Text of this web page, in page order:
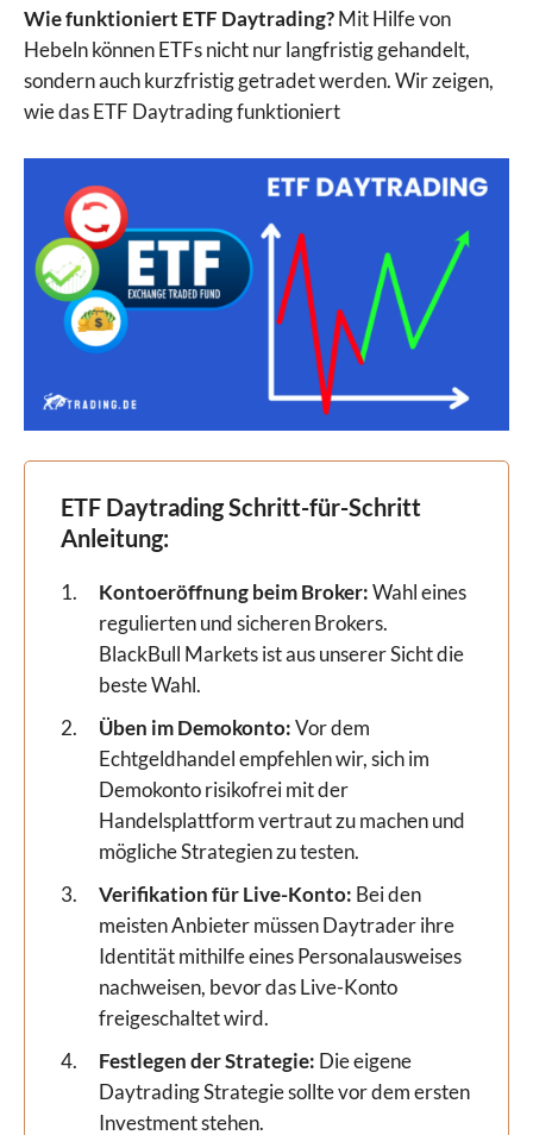
Wie funktioniert ETF Daytrading?Mit Hilfe von
Hebeln können ETFs nicht nur langfristig gehandelt,
sondern auch kurzfristig getradet werden. Wir zeigen,
wie das ETF Daytrading funktioniert
ETF Daytrading Schritt-für-Schritt
Anleitung:
Kontoeröffnung beim Broker:Wahl eines
regulierten und sicheren Brokers.
BlackBull Markets ist aus unserer Sicht die
beste Wahl.
Üben im Demokonto:Vor dem
Echtgeldhandel empfehlen wir, sich im
Demokonto risikofrei mit der
Handelsplattform vertraut zu machen und
mögliche Strategien zu testen.
Verifikation für Live-Konto: Bei den
meisten Anbieter müssen Daytrader ihre
Identität mithilfe eines Personalausweises
nachweisen, bevor das Live-Konto
freigeschaltet wird.
Festlegen der Strategie: Die eigene
Daytrading Strategie sollte vor dem ersten
Investment stehen.